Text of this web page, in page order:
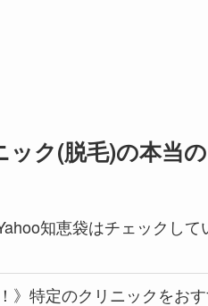
ク(脱毛)の本当
知恵袋はチェックして
》特定のクリニックをお